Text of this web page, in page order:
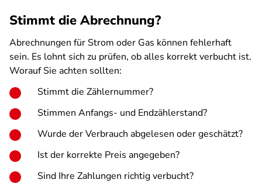
Stimmt die Abrechnung?
Abrechnungen für Strom oder Gas können fehlerhaft
sein. Es lohnt sich zu prüfen, ob alles korrekt verbucht ist.
Worauf Sie achten sollten:
Stimmt die Zählernummer?
Stimmen Anfangs- und Endzählerstand?
Wurde der Verbrauch abgelesen oder geschätzt?
Ist der korrekte Preis angegeben?
Sind Ihre Zahlungen richtig verbucht?